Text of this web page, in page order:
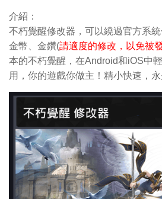
介紹：
不朽覺醒修改器，可以繞過官方系
金幣、金鑽(請適度的修改，以免被
本的不朽覺醒，在Android和iOS中
用，你的遊戲你做主！精小快速，